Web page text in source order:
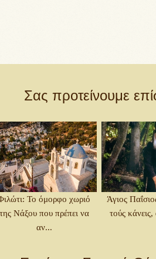
Σας προτείνουμε
Το όμορφο χωριό
της Νάξου που πρέπει να
αν...
Άγιος
τούς